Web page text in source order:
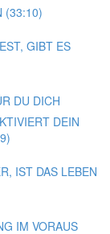
(33:10)
GIBT ES
DU DICH
DEIN
IST DAS LEBEN
IM VORAUS